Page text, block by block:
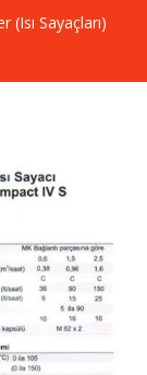
Sayaçları)